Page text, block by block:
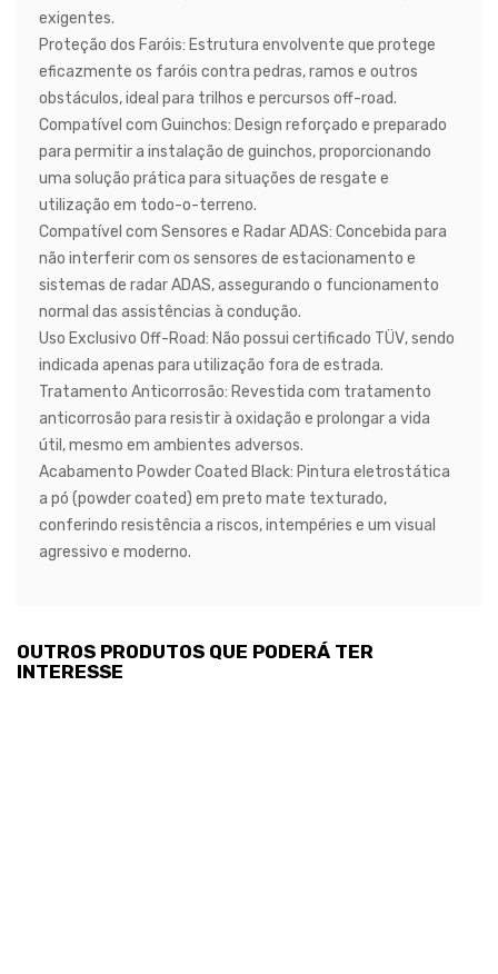
exigentes.
Proteção dos Faróis: Estrutura envolvente que protege
eficazmente os faróis contra pedras, ramos e outros
obstáculos, ideal para trilhos e percursos off-road.
Compatível com Guinchos: Design reforçado e preparado
para permitira instalação de guinchos, proporcionando
uma solução prática para situações de resgate e
utilização em todo-o-terreno.
Compatível com Sensores e Radar ADAS: Concebida para
não interferir com os sensores de estacionamento e
sistemas de radar ADAS, assegurando o funcionamento
normal das assistências à condução.
Uso Exclusivo Off-Road: Não possui certificado TÜV, sendo
indicada apenas para utilização fora de estrada.
Tratamento Anticorrosão: Revestida com tratamento
anticorrosão para resistir à oxidação e prolongar a vida
útil , mesmo em ambientes adversos.
Acabamento Powder Coated Black: Pintura eletrostática
a pó (powder coated) em preto mate texturado,
conferindo resistência a riscos, intempéries e um visual
agressivo e moderno.
OUTROS PRODUTOS QUE PODERÁ TER
INTERESSE